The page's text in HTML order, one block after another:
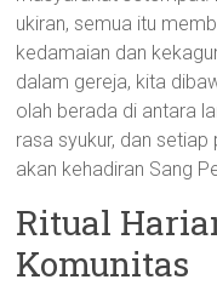
ukiran, semua itu
kedamaian dan
dalam gereja, kita
olah berada di antara
rasa syukur, dan
akan kehadiran Sang
Ritual
Komunitas